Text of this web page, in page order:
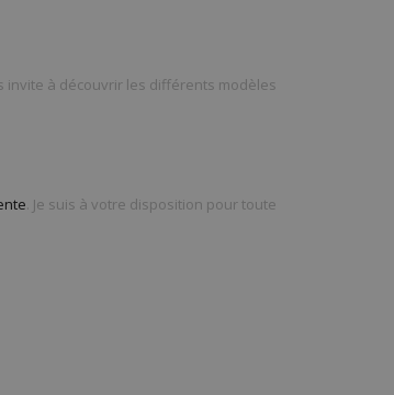
invite à découvrir les différents modèles
. Je suis à votre disposition pour toute